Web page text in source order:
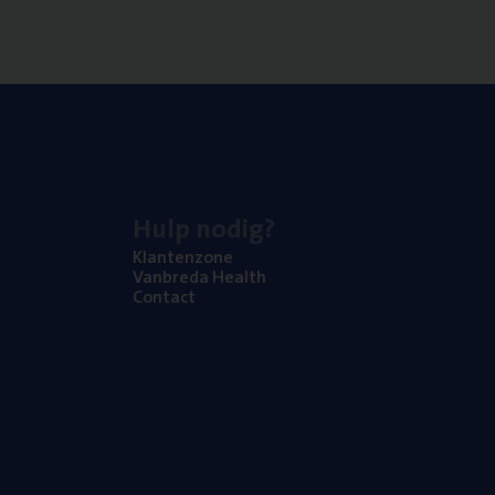
Klan­ten­zo­ne
Van­b­re­da Health
Con­tact